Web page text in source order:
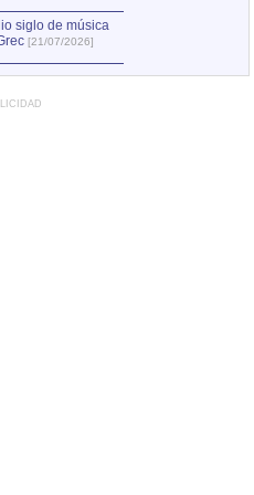
siglo de música
[21/07/2026]